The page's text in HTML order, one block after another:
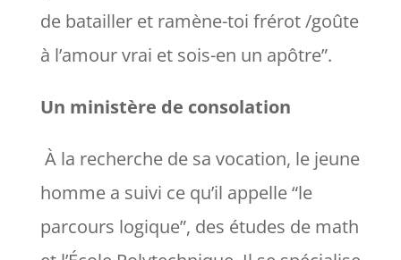
de batailler et ramène-toi frérot /goûte
à l’amour vrai et sois-en un apôtre”.
Un ministère de consolation
À la recherche de sa vocation, le jeune
homme a suivi ce qu’il appelle “le
parcours logique”, des études de math